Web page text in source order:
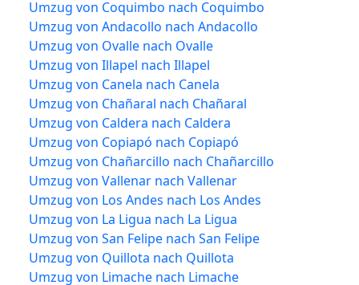
Umzug von Coquimbo nach Coquimbo
Umzug von Andacollo nach Andacollo
Umzug von Ovalle nach Ovalle
Umzug von Illapel nach Illapel
Umzug von Canela nach Canela
Umzug von Chañaral nach Chañaral
Umzug von Caldera nach Caldera
Umzug von Copiapó nach Copiapó
Umzug von Chañarcillo nach Chañarcillo
Umzug von Vallenar nach Vallenar
Umzug von Los Andes nach Los Andes
Umzug von La Ligua nach La Ligua
Umzug von San Felipe nach San Felipe
Umzug von Quillota nach Quillota
Umzug von Limache nach Limache